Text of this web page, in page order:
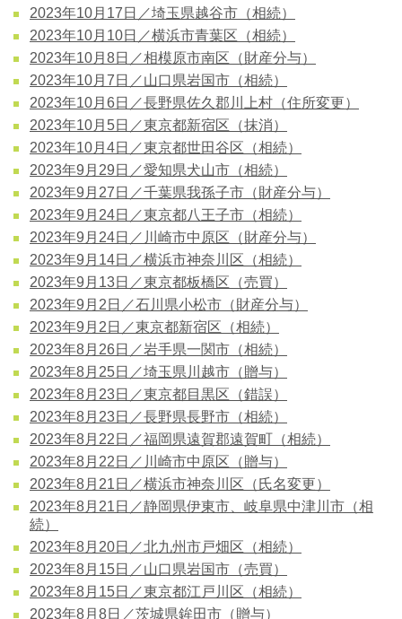
2023年10月17日／埼玉県越谷市（相続）
2023年10月10日／横浜市青葉区（相続）
2023年10月8日／相模原市南区（財産分与）
2023年10月7日／山口県岩国市（相続）
2023年10月6日／長野県佐久郡川上村（住所変更）
2023年10月5日／東京都新宿区（抹消）
2023年10月4日／東京都世田谷区（相続）
2023年9月29日／愛知県犬山市（相続）
2023年9月27日／千葉県我孫子市（財産分与）
2023年9月24日／東京都八王子市（相続）
2023年9月24日／川崎市中原区（財産分与）
2023年9月14日／横浜市神奈川区（相続）
2023年9月13日／東京都板橋区（売買）
2023年9月2日／石川県小松市（財産分与）
2023年9月2日／東京都新宿区（相続）
2023年8月26日／岩手県一関市（相続）
2023年8月25日／埼玉県川越市（贈与）
2023年8月23日／東京都目黒区（錯誤）
2023年8月23日／長野県長野市（相続）
2023年8月22日／福岡県遠賀郡遠賀町（相続）
2023年8月22日／川崎市中原区（贈与）
2023年8月21日／横浜市神奈川区（氏名変更）
2023年8月21日／静岡県伊東市、岐阜県中津川市（相
続）
2023年8月20日／北九州市戸畑区（相続）
2023年8月15日／山口県岩国市（売買）
2023年8月15日／東京都江戸川区（相続）
2023年8月8日／茨城県鉾田市（贈与）